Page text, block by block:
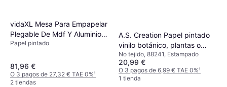
vidaXL Mesa Para Empapelar
Plegable De Mdf Y Aluminio
200x60x78 Cm
Papel pintado
81,96 €
O 3 pagos de 27,32 € TAE 0%¹
2 tiendas
A.S. Creation Papel pintado
vinilo botánico, plantas o
floral vlies flores blanco
No tejido, 88241, Estampado
20,99 €
O 3 pagos de 6,99 € TAE 0%¹
1 tienda